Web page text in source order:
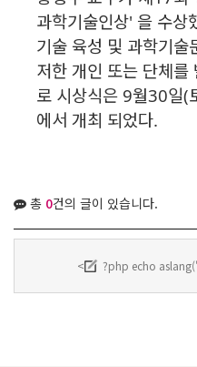
과학기술인상' 을 수상
기술 육성 및 과학기술
저한 개인 또는 단체를
로 시상식은 9월30일
에서 개최 되었다.
총 0건의 글이 있습니다.
< ?php echo